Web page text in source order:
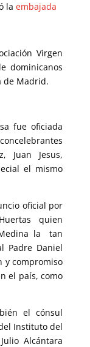
la embajada
Virgen
dominicanos
de Madrid.
fue oficiada
Juan Jesus,
el mismo
oficial por
quien
la tan
Padre Daniel
y compromiso
el país, como
el cónsul
Instituto del
Alcántara